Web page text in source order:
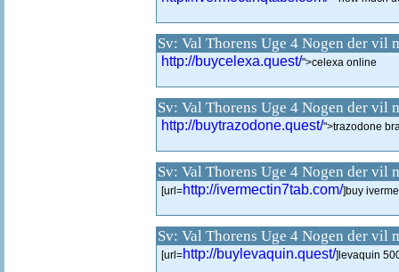
Sv: Val Thorens Uge 4 Nogen der vil
http://buycelexa.quest/">celexa online
Sv: Val Thorens Uge 4 Nogen der vil
http://buytrazodone.quest/">trazodone
Sv: Val Thorens Uge 4 Nogen der vil
[url=http://ivermectin7tab.com/]buy
Sv: Val Thorens Uge 4 Nogen der vil
[url=http://buylevaquin.quest/]levaquin